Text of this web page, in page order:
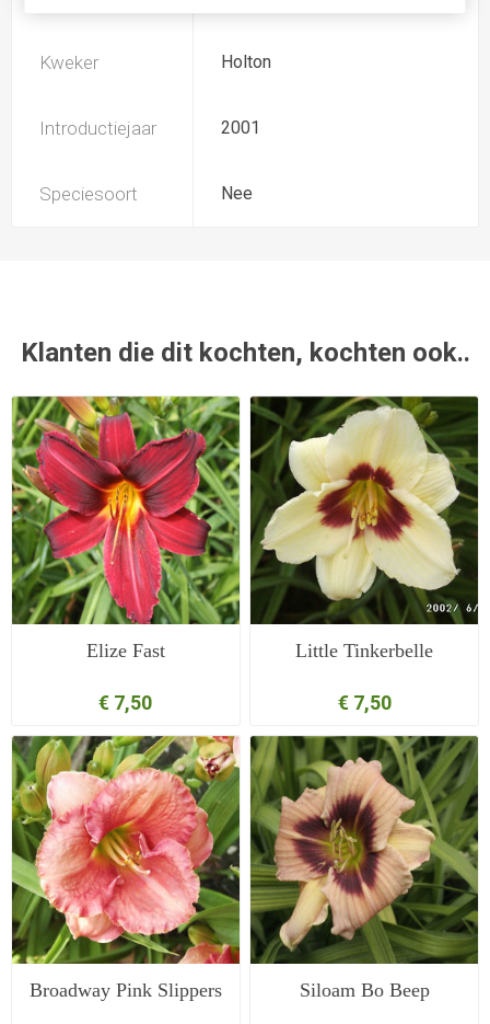
Kweker Holton
Introductiejaar 2001
Speciesoort Nee
Klanten die dit kochten, kochten ook..
Elize Fast
€ 7,50
Little Tinkerbelle
€ 7,50
Broadway Pink Slippers Siloam Bo Beep